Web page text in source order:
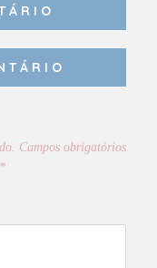
Campos obrigatórios
*